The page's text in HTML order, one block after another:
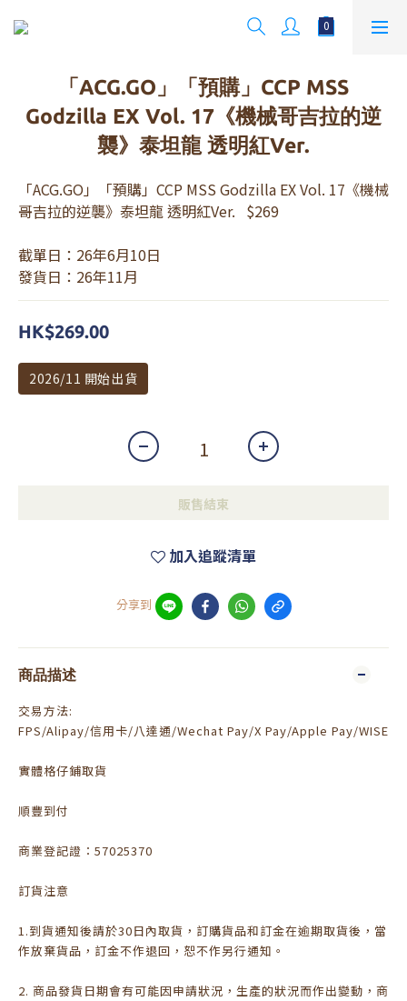
「ACG.GO」「預購」CCP MSS
Godzilla EX Vol. 17《機械哥吉拉的逆
襲》泰坦龍 透明紅Ver.
「ACG.GO」「預購」CCP MSS Godzilla EX Vol. 17《機械
哥吉拉的逆襲》泰坦龍 透明紅Ver.   $269
截單日：26年6月10日
發貨日：26年11月
HK$269.00
2026/11 開始出貨
販售結束
加入追蹤清單
分享到
商品描述
交易方法:
FPS/Alipay/信用卡/八達通/Wechat Pay/X Pay/Apple Pay/WISE
實體格仔鋪取貨
順豐到付
商業登記證：57025370
訂貨注意
1.到貨通知後請於30日內取貨，訂購貨品和訂金在逾期取貨後，當
作放棄貨品，訂金不作退回，恕不作另行通知。
2. 商品發貨日期會有可能因申請狀況，生產的狀況而作出變動，商